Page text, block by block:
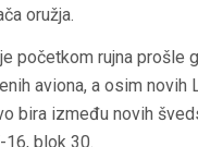
oružja.
početkom rujna prošle
aviona, a osim
bira između novih
blok 30.